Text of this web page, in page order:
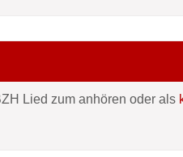
Lied zum anhören oder als